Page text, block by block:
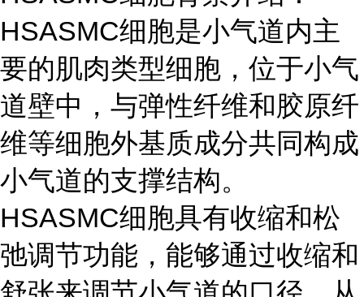
HSASMC细胞是小气道内主
要的肌肉类型细胞，位于小气
道壁中，与弹性纤维和胶原纤
维等细胞外基质成分共同构成
小气道的支撑结构。
HSASMC细胞具有收缩和松
弛调节功能，能够通过收缩和